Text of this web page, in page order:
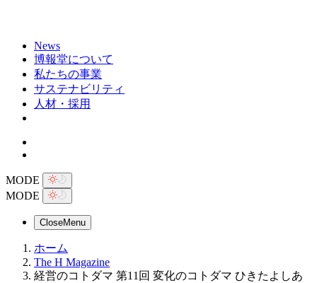
News
博報堂について
私たちの事業
サステナビリティ
人材・採用
MODE
MODE
CloseMenu
ホーム
The H Magazine
経営のコトダマ 第11回 変化のコトダマ ひきたよしあ